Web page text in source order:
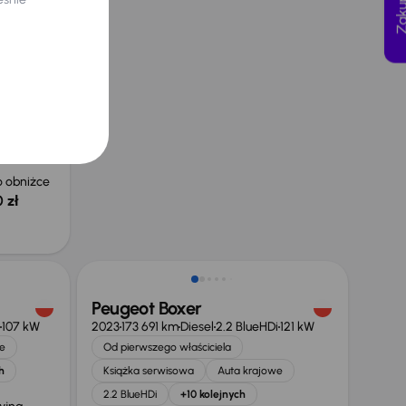
obniżce
zł
107 kW
Peugeot Boxer
2023173 691 kmDiesel2.2 BlueHDi121 kW
Od pierwszego właściciela
Książka serwisowa
Auta krajowe
2.2 BlueHDi
+10 kolejnych